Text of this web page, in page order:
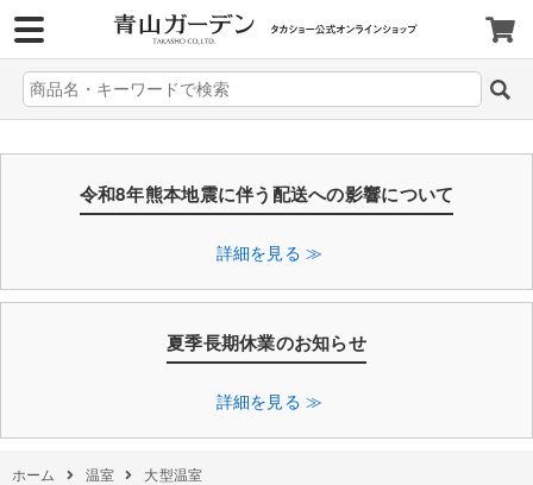
令和8年熊本地震に伴う配送への影響について
詳細を見る ≫
夏季長期休業のお知らせ
詳細を見る ≫
ホーム 温室 大型温室